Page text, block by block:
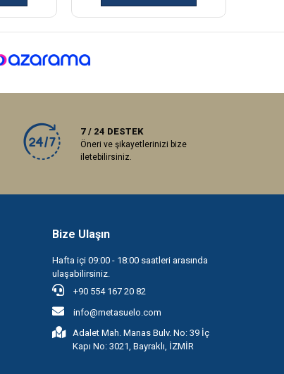
7 / 24 DESTEK
Öneri ve şikayetlerinizi bize
iletebilirsiniz.
Bize Ulaşın
Hafta içi 09:00 - 18:00 saatleri arasında
ulaşabilirsiniz.
+90 554 167 20 82
info@metasuelo.com
Adalet Mah. Manas Bulv. No: 39 İç
Kapı No: 3021, Bayraklı, İZMİR